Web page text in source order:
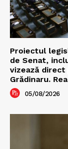
Proiectul
de Senat,
vizează direct
Grădinaru.
05/08/2026